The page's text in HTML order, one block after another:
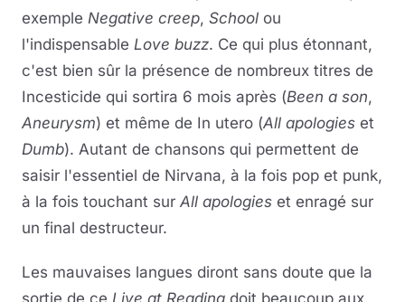
exemple Negative creep, School ou
l'indispensable Love buzz. Ce qui plus étonnant,
c'est bien sûr la présence de nombreux titres de
Incesticide qui sortira 6 mois après (Been a son,
Aneurysm) et même de In utero (All apologies et
Dumb). Autant de chansons qui permettent de
saisir l'essentiel de Nirvana, à la fois pop et punk,
à la fois touchant sur All apologies et enragé sur
un final destructeur.
Les mauvaises langues diront sans doute que la
sortie de ce Live at Reading doit beaucoup aux